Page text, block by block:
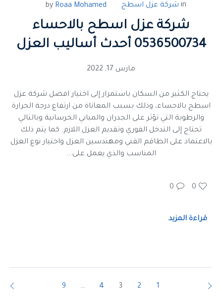
in شركة عزل اسطح by Roaa Mohamed
شركة عزل اسطح بالاحساء
0536500734 أحدث أساليب العزل
مارس 17, 2022
يحتاج الكثير من السكان باستمرار إلى اختيار افضل شركة عزل
اسطح بالاحساء، وذلك بسبب المعاناة من ارتفاع درجة الحرارة
والرطوبة التي تؤثر على الجدران والمباني الخرسانية وبالتالي
تحتاج إلى التدخل الفوري وتقديم العزل اللازم. كما يتم ذلك
بالاعتماد على الطاقم الفني ومهندسين العزل واختيار نوع العزل
المناسب والذي يعمل على...
0
0
قراءة المزيد
1
2
3
4
…
9